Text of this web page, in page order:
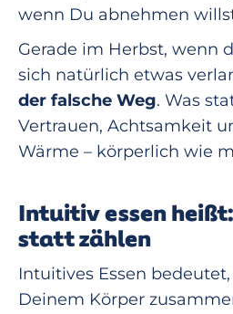
wenn Du abnehmen
Gerade im Herbst, wenn
sich natürlich etwas
der falsche Weg. Was
Vertrauen, Achtsamkeit
Wärme – körperlich wie
Intuitiv essen
statt zählen
Intuitives Essen
Deinem Körper